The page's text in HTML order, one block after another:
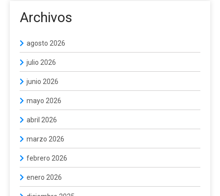
Archivos
agosto 2026
julio 2026
junio 2026
mayo 2026
abril 2026
marzo 2026
febrero 2026
enero 2026